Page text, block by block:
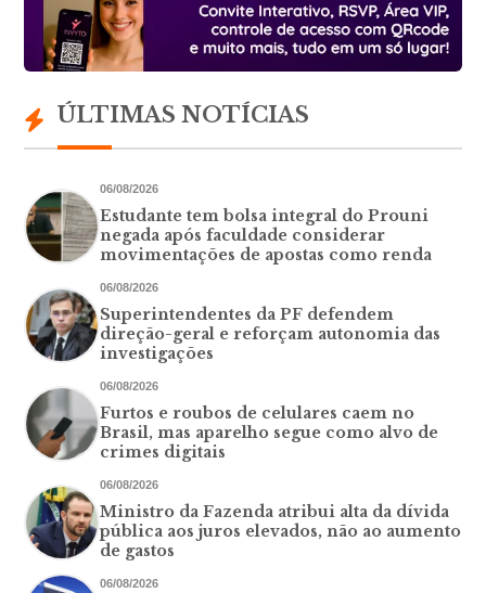
ÚLTIMAS NOTÍCIAS
06/08/2026
Estudante tem bolsa integral do Prouni
negada após faculdade considerar
movimentações de apostas como renda
06/08/2026
Superintendentes da PF defendem
direção-geral e reforçam autonomia das
investigações
06/08/2026
Furtos e roubos de celulares caem no
Brasil, mas aparelho segue como alvo de
crimes digitais
06/08/2026
Ministro da Fazenda atribui alta da dívida
pública aos juros elevados, não ao aumento
de gastos
06/08/2026